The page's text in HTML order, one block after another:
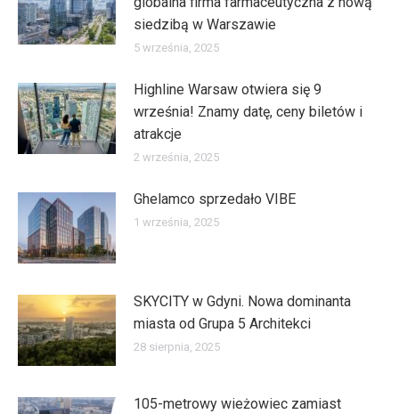
siedzibą w Warszawie
5 września, 2025
Highline Warsaw otwiera się 9
września! Znamy datę, ceny biletów i
atrakcje
2 września, 2025
Ghelamco sprzedało VIBE
1 września, 2025
SKYCITY w Gdyni. Nowa dominanta
miasta od Grupa 5 Architekci
28 sierpnia, 2025
105-metrowy wieżowiec zamiast